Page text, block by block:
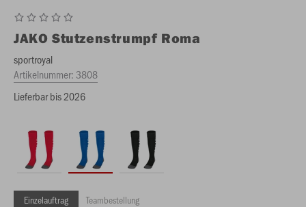
JAKO Stutzenstrumpf Roma
sportroyal
Artikelnummer:3808
Lieferbar bis 2026
Einzelauftrag Teambestellung